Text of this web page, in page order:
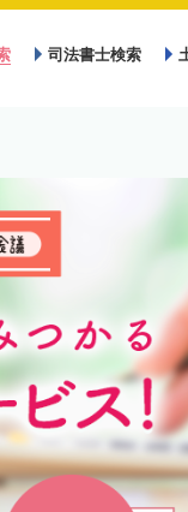
司法書士検索